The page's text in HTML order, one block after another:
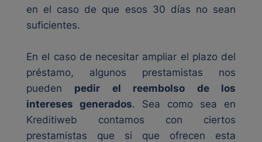
en el caso de que esos 30 días no sean
suficientes.
En el caso de necesitar ampliar el plazo del
préstamo, algunos prestamistas nos
pueden pedir el reembolso de los
intereses generados. Sea como sea en
Kreditiweb contamos con ciertos
prestamistas que si que ofrecen esta